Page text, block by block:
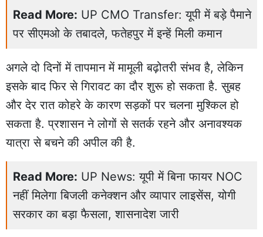
Read More: UP CMO Transfer: यूपी में बड़े पैमाने
पर सीएमओ के तबादले, फतेहपुर में इन्हें मिली कमान
अगले दो दिनों में तापमान में मामूली बढ़ोतरी संभव है, लेकिन
इसके बाद फिर से गिरावट का दौर शुरू हो सकता है. सुबह
और देर रात कोहरे के कारण सड़कों पर चलना मुश्किल हो
सकता है. प्रशासन ने लोगों से सतर्क रहने और अनावश्यक
यात्रा से बचने की अपील की है.
Read More: UP News: यूपी में बिना फायर NOC
नहीं मिलेगा बिजली कनेक्शन और व्यापार लाइसेंस, योगी
सरकार का बड़ा फैसला, शासनादेश जारी